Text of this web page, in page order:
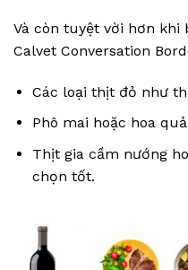
Và còn tuyệt vời hơn khi
Calvet Conversation
Các loại thịt đỏ như
Phô mai hoặc hoa
Thịt gia cầm nướng
chọn tốt.